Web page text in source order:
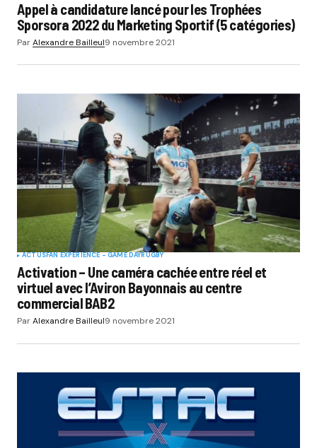
Appel à candidature lancé pour les Trophées
Sporsora 2022 du Marketing Sportif (5 catégories)
ParAlexandre Bailleul9 novembre 2021
ACTUSFAN EXPERIENCE - GAME DAYRUGBY
Activation – Une caméra cachée entre réel et
virtuel avec l’Aviron Bayonnais au centre
commercial BAB2
ParAlexandre Bailleul9 novembre 2021